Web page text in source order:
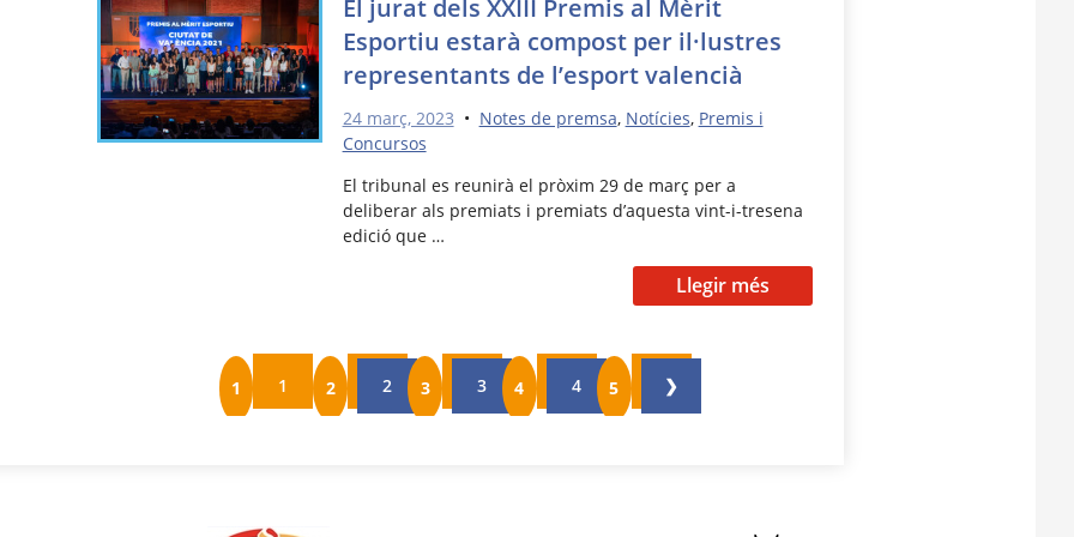
El jurat dels XXIII Premis al Mèrit
Esportiu estarà compost per il·lustres
representants de l’esport valencià
24 març, 2023 • Notes de premsa, Notícies, Premis i
Concursos
El tribunal es reunirà el pròxim 29 de març per a
deliberar als premiats i premiats d’aquesta vint-i-tresena
edició que …
Llegir més
1 2 3 4 ❯